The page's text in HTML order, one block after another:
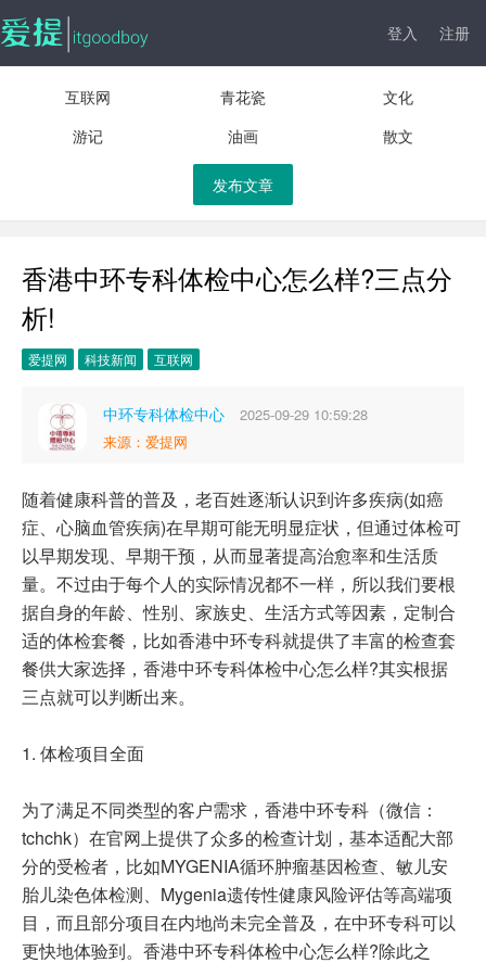
登入 注册
互联网 青花瓷
文化
游记
油画 散文
发布文章
香港中环专科体检中心怎么样?三点分
析!
爱提网 科技新闻 互联网
中环专科体检中心
2025-09-29 10:59:28
来源：爱提网
随着健康科普的普及，老百姓逐渐认识到许多疾病(如癌
症、心脑血管疾病)在早期可能无明显症状，但通过体检可
以早期发现、早期干预，从而显著提高治愈率和生活质
量。不过由于每个人的实际情况都不一样，所以我们要根
据自身的年龄、性别、家族史、生活方式等因素，定制合
适的体检套餐，比如香港中环专科就提供了丰富的检查套
餐供大家选择，香港中环专科体检中心怎么样?其实根据
三点就可以判断出来。
1. 体检项目全面
为了满足不同类型的客户需求，香港中环专科（微信：
tchchk）在官网上提供了众多的检查计划，基本适配大部
分的受检者，比如MYGENIA循环肿瘤基因检查、敏儿安
胎儿染色体检测、Mygenia遗传性健康风险评估等高端项
目，而且部分项目在内地尚未完全普及，在中环专科可以
更快地体验到。香港中环专科体检中心怎么样?除此之